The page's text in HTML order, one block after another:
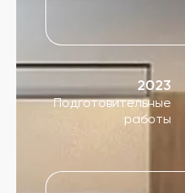
2023
Подготовительные
работы